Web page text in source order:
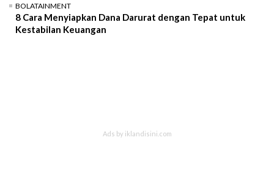
BOLATAINMENT
8 Cara Menyiapkan Dana Darurat dengan Tepat untuk
Kestabilan Keuangan